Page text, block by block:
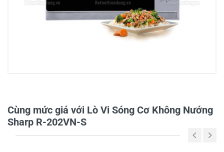
Cùng mức giá với Lò Vi Sóng Cơ Không Nướng
Sharp R-202VN-S